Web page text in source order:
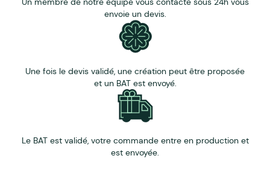
envoie un devis.
Une fois le devis validé, une création peut être proposée
et un BAT est envoyé.
Le BAT est validé, votre commande entre en production et
est envoyée.